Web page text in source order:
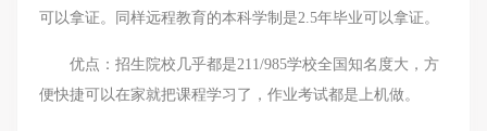
可以拿证。同样远程教育的本科学制是2.5年毕业可以拿证。
优点：招生院校几乎都是211/985学校全国知名度大，方
便快捷可以在家就把课程学习了，作业考试都是上机做。